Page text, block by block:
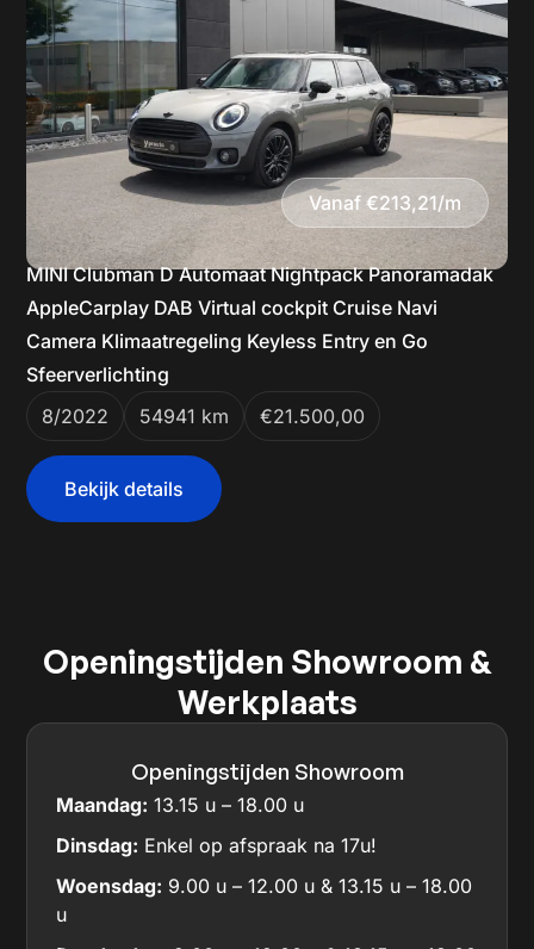
Vanaf €213,21/m
MINI Clubman D Automaat Nightpack Panoramadak
AppleCarplay DAB Virtual cockpit Cruise Navi
Camera Klimaatregeling Keyless Entry en Go
Sfeerverlichting
8/2022
54941 km €21.500,00
Bekijk details
Openingstijden Showroom &
Werkplaats
Openingstijden Showroom
Maandag: 13.15 u – 18.00 u
Dinsdag: Enkel op afspraak na 17u!
Woensdag: 9.00 u – 12.00 u & 13.15 u – 18.00
u